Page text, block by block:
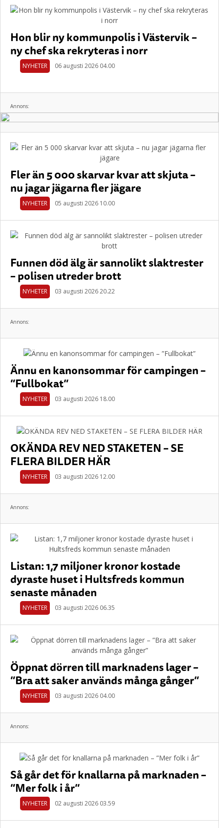
Hon blir ny kommunpolis i Västervik –
ny chef ska rekryteras i norr
NYHETER 06 augusti 2026 04.00
Annons:
Fler än 5 000 skarvar kvar att skjuta –
nu jagar jägarna fler jägare
NYHETER 05 augusti 2026 10.00
Funnen död älg är sannolikt slaktrester
– polisen utreder brott
NYHETER 03 augusti 2026 20.22
Annons:
Ännu en kanonsommar för campingen –
”Fullbokat”
NYHETER 03 augusti 2026 18.00
OKÄNDA REV NED STAKETEN – SE
FLERA BILDER HÄR
NYHETER 03 augusti 2026 12.00
Annons:
Listan: 1,7 miljoner kronor kostade
dyraste huset i Hultsfreds kommun
senaste månaden
NYHETER 03 augusti 2026 06.35
Öppnat dörren till marknadens lager –
”Bra att saker används många gånger”
NYHETER 03 augusti 2026 04.00
Annons:
Så går det för knallarna på marknaden –
”Mer folk i år”
NYHETER 02 augusti 2026 03.59